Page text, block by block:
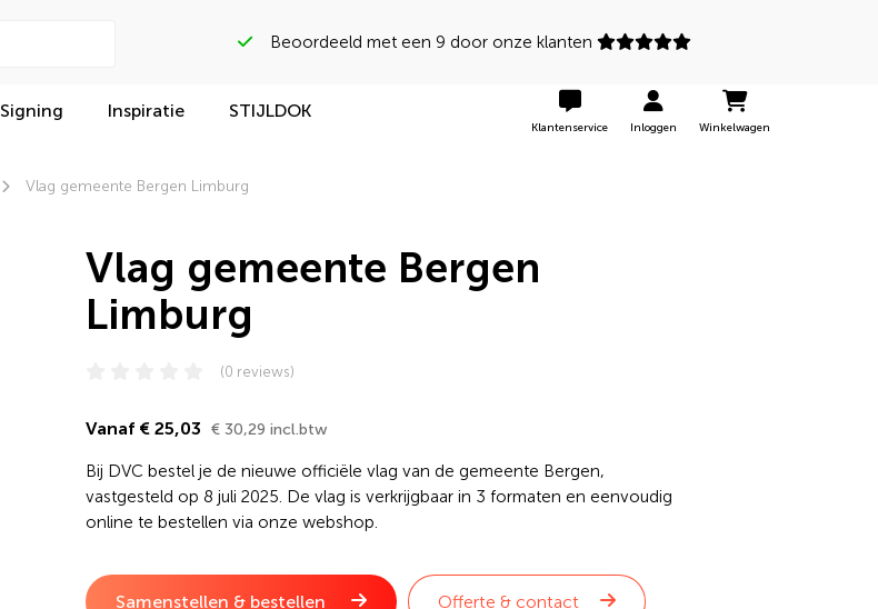
Beoordeeld met een 9 door onze klanten
Signing Inspiratie STIJLDOK
Klantenservice Inloggen Winkelwagen
Vlag gemeente Bergen Limburg
Vlag gemeente Bergen
Limburg
(0 reviews)
Vanaf € 25,03 € 30,29 incl.btw
Bij DVC bestel je de nieuwe officiële vlag van de gemeente Bergen,
vastgesteld op 8 juli 2025. De vlag is verkrijgbaar in 3 formaten en eenvoudig
online te bestellen via onze webshop.
Samenstellen & bestellen Offerte & contact